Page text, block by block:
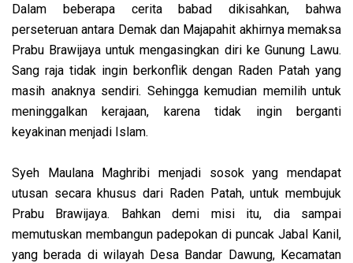
Dalam beberapa cerita babad dikisahkan, bahwa
perseteruan antara Demak dan Majapahit akhirnya memaksa
Prabu Brawijaya untuk mengasingkan diri ke Gunung Lawu.
Sang raja tidak ingin berkonflik dengan Raden Patah yang
masih anaknya sendiri. Sehingga kemudian memilih untuk
meninggalkan kerajaan, karena tidak ingin berganti
keyakinan menjadi Islam.
Syeh Maulana Maghribi menjadi sosok yang mendapat
utusan secara khusus dari Raden Patah, untuk membujuk
Prabu Brawijaya. Bahkan demi misi itu, dia sampai
memutuskan membangun padepokan di puncak Jabal Kanil,
yang berada di wilayah Desa Bandar Dawung, Kecamatan